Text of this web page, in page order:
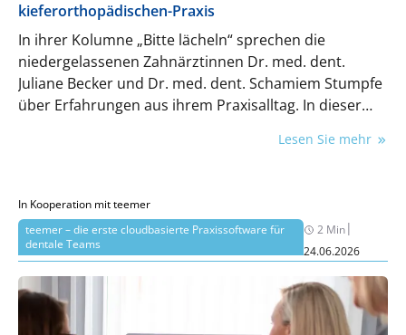
kieferorthopädischen-Praxis
In ihrer Kolumne „Bitte lächeln“ sprechen die
niedergelassenen Zahnärztinnen Dr. med. dent.
Juliane Becker und Dr. med. dent. Schamiem Stumpfe
über Erfahrungen aus ihrem Praxisalltag. In dieser
Lesen Sie mehr
In Kooperation mit teemer
teemer – die erste cloudbasierte Praxissoftware für
dentale Teams
2 Min|
24.06.2026